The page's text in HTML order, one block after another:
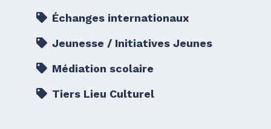
Échanges internationaux
Jeunesse / Initiatives Jeunes
Médiation scolaire
Tiers Lieu Culturel